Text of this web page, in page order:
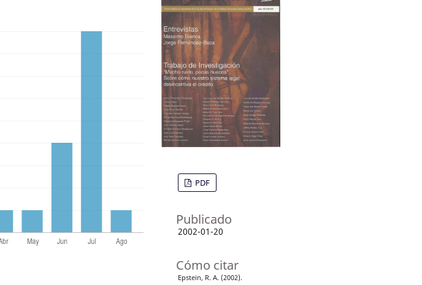
PDF
Publicado
2002-01-20
Cómo citar
Epstein, R. A. (2002).